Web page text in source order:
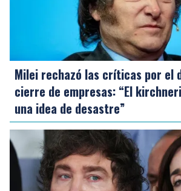
Milei rechazó las críticas por el
cierre de empresas: “El
una idea de desastre”